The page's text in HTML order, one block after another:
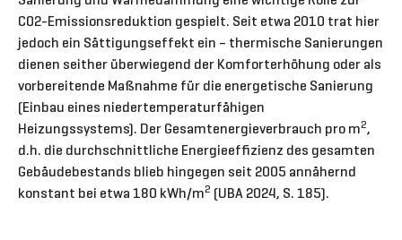
CO2-Emissionsreduktion gespielt. Seit etwa 2010 trat hier
jedoch ein Sättigungseffekt ein – thermische Sanierungen
dienen seither überwiegend der Komforterhöhung oder als
vorbereitende Maßnahme für die energetische Sanierung
(Einbau eines niedertemperaturfähigen
Heizungssystems). Der Gesamtenergieverbrauch pro m2,
d.h. die durchschnittliche Energieeffizienz des gesamten
Gebäudebestands blieb hingegen seit 2005 annähernd
konstant bei etwa 180 kWh/m2 (UBA 2024, S. 185).